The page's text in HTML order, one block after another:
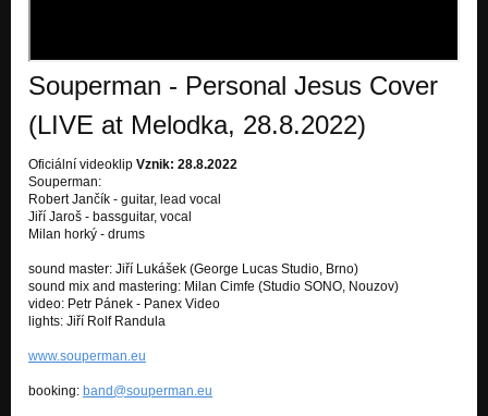
Dívka s odvrácenou tváří (Měsíce)
Nekřičela
Balerína
Nekřičela
Butterfly
EP "Souperman ... enters your world"
Mrs Honey
Jen pojď dál
EP "Souperman ... enters your world"
Souperman - Personal Jesus Cover
(LIVE at Melodka, 28.8.2022)
Oficiální videoklip Vznik: 28.8.2022
Souperman:
Robert Jančík - guitar, lead vocal
Jiří Jaroš - bassguitar, vocal
Milan horký - drums
sound master: Jiří Lukášek (George Lucas Studio, Brno)
sound mix and mastering: Milan Cimfe (Studio SONO, Nouzov)
video: Petr Pánek - Panex Video
lights: Jiří Rolf Randula
www.souperman.eu
booking: band@souperman.eu